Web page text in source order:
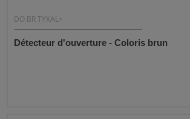
DO BR TYXAL+
Détecteur d'ouverture - Coloris brun